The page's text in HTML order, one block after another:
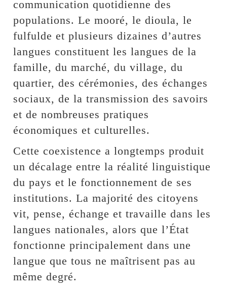
communication quotidienne des
populations. Le mooré, le dioula, le
fulfulde et plusieurs dizaines d’autres
langues constituent les langues de la
famille, du marché, du village, du
quartier, des cérémonies, des échanges
sociaux, de la transmission des savoirs
et de nombreuses pratiques
économiques et culturelles.
Cette coexistence a longtemps produit
un décalage entre la réalité linguistique
du pays et le fonctionnement de ses
institutions. La majorité des citoyens
vit, pense, échange et travaille dans les
langues nationales, alors que l’État
fonctionne principalement dans une
langue que tous ne maîtrisent pas au
même degré.